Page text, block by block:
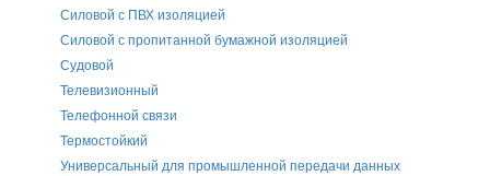
Силовой с ПВХ изоляцией
Силовой с пропитанной бумажной изоляцией
Судовой
Телевизионный
Телефонной связи
Термостойкий
Универсальный для промышленной передачи данных